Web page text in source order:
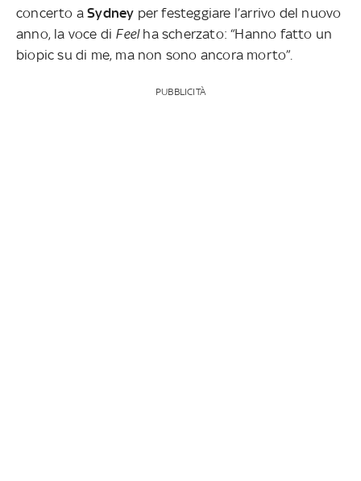
concerto aSydney per festeggiare l’arrivo del nuovo
anno, la voce di Feelha scherzato: “Hanno fatto un
biopic su di me, ma non sono ancora morto”.
PUBBLICITÀ